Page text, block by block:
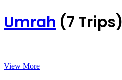
Umrah (7 Trips)
View More